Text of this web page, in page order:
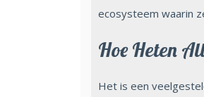
ecosysteem waarin
Hoe Heten
Het is een